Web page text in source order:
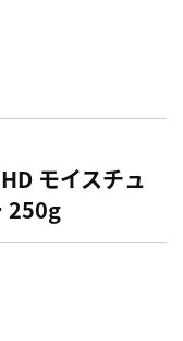
モイスチュ
250g